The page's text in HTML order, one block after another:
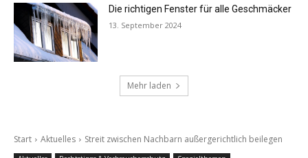
Die richtigen Fenster für alle Geschmäcker
13. September 2024
Mehr laden